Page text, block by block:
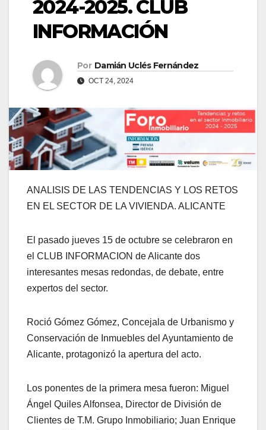
2024-2025. CLUB
INFORMACIÓN
Por Damián Uclés Fernández
OCT 24, 2024
ANALISIS DE LAS TENDENCIAS Y LOS RETOS
EN EL SECTOR DE LA VIVIENDA. ALICANTE
El pasado jueves 15 de octubre se celebraron en
el CLUB INFORMACION de Alicante dos
interesantes mesas redondas, de debate, entre
expertos del sector.
Roció Gómez Gómez, Concejala de Urbanismo y
Conservación de Inmuebles del Ayuntamiento de
Alicante, protagonizó la apertura del acto.
Los ponentes de la primera mesa fueron: Miguel
Ángel Quiles Alfonsea, Director de División de
Clientes de T.M. Grupo Inmobiliario; Juan Enrique